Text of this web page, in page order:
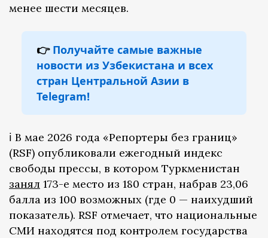
менее шести месяцев.
👉 Получайте самые важные
новости из Узбекистана и всех
стран Центральной Азии в
Telegram!
ℹ️ В мае 2026 года «Репортеры без границ»
(RSF) опубликовали ежегодный индекс
свободы прессы, в котором Туркменистан
занял 173-е место из 180 стран, набрав 23,06
балла из 100 возможных (где 0 — наихудший
показатель). RSF отмечает, что национальные
СМИ находятся под контролем государства